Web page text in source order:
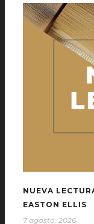
NUEVA
EASTON ELLIS
7 agosto, 2026